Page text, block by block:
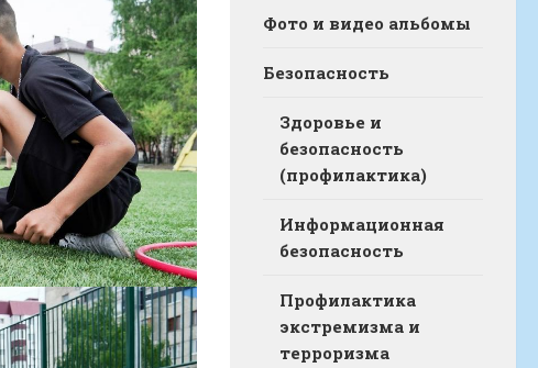
Фото и видео альбомы
Безопасность
Здоровье и
безопасность
(профилактика)
Информационная
безопасность
Профилактика
экстремизма и
терроризма